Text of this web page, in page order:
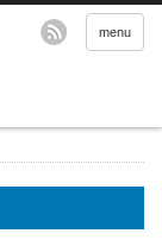
menu